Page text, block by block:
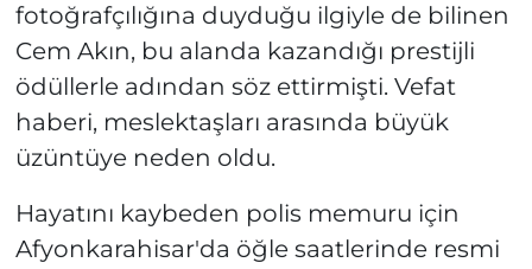
fotoğrafçılığına duyduğu ilgiyle de bilinen
Cem Akın, bu alanda kazandığı prestijli
ödüllerle adından söz ettirmişti. Vefat
haberi, meslektaşları arasında büyük
üzüntüye neden oldu.
Hayatını kaybeden polis memuru için
Afyonkarahisar'da öğle saatlerinde resmi